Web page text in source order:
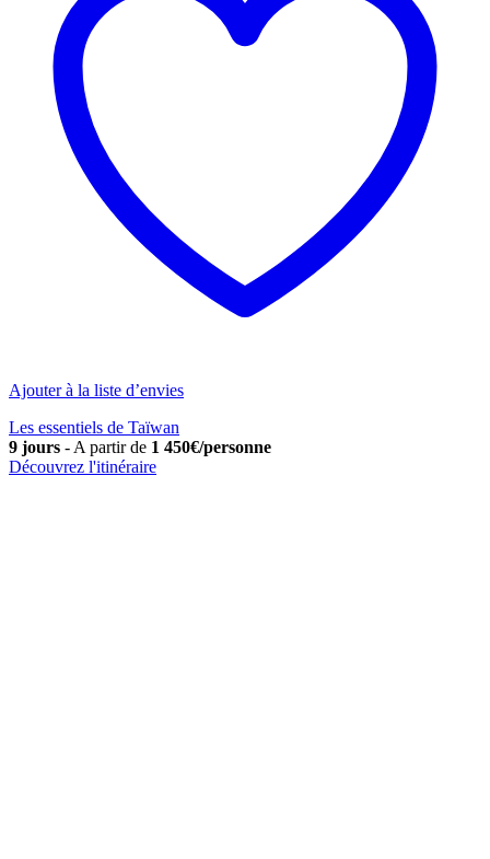
Ajouter à la liste d’envies
Les essentiels de Taïwan
9 jours - A partir de 1 450€/personne
Découvrez l'itinéraire